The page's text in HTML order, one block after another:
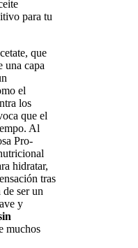
que
una capa
el
los
que el
Al
Pro-
hidratar,
tras
ser un
y
muchos